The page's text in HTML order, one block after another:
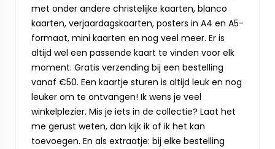
met onder andere christelijke kaarten, blanco
kaarten, verjaardagskaarten, posters in A4 en A5-
formaat, mini kaarten en nog veel meer. Er is
altijd wel een passende kaart te vinden voor elk
moment. Gratis verzending bij een bestelling
vanaf €50. Een kaartje sturen is altijd leuk en nog
leuker om te ontvangen! Ik wens je veel
winkelplezier. Mis je iets in de collectie? Laat het
me gerust weten, dan kijk ik of ik het kan
toevoegen. En als extraatje: bij elke bestelling